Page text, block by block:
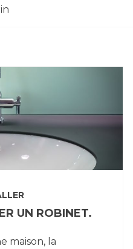
UN ROBINET.
maison, la